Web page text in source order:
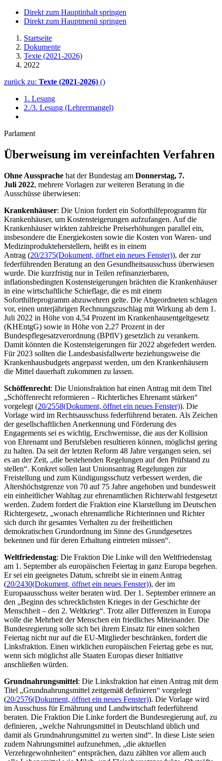
Direkt zum Hauptinhalt springen
Direkt zum Hauptmenü springen
Startseite
Dokumente
Texte (2021-2026)
2022
zurück zu: Texte (2021-2026) ()
1. Lesung
2./3. Lesung (Lehrermangel)
Parlament
Überweisung im vereinfachten Verfahren
Ohne Aussprache hat der Bundestag am Donnerstag, 7.
Juli 2022, mehrere Vorlagen zur weiteren Beratung in die
Ausschüsse überwiesen:
Krankenhäuser: Die Union fordert ein Soforthilfeprogramm für
Krankenhäuser, um Kostensteigerungen aufzufangen. Auf die
Krankenhäuser wirkten zahlreiche Preiserhöhungen parallel ein,
insbesondere die Energiekosten sowie die Kosten von Waren- und
Medizinprodukteherstellern, heißt es in einem
Antrag (20/2375(Dokument, öffnet ein neues Fenster)), der zur
federführenden Beratung an den Gesundheitsausschuss überwiesen
wurde. Die kurzfristig nur in Teilen refinanzierbaren,
inflationsbedingten Kostensteigerungen brächten die Krankenhäuser
in eine wirtschaftliche Schieflage, die es mit einem
Soforthilfeprogramm abzuwehren gelte. Die Abgeordneten schlagen
vor, einen unterjährigen Rechnungszuschlag mit Wirkung ab dem 1.
Juli 2022 in Höhe von 4,54 Prozent im Krankenhausentgeltgesetz
(KHEntgG) sowie in Höhe von 2,27 Prozent in der
Bundespflegesatzverordnung (BPflV) gesetzlich zu verankern.
Damit könnten die Kostensteigerungen für 2022 abgefedert werden.
Für 2023 sollten die Landesbasisfallwerte beziehungsweise die
Krankenhausbudgets angepasst werden, um den Krankenhäusern
die Mittel dauerhaft zukommen zu lassen.
Schöffenrecht: Die Unionsfraktion hat einen Antrag mit dem Titel
„Schöffenrecht reformieren – Richterliches Ehrenamt stärken“
vorgelegt (20/2558(Dokument, öffnet ein neues Fenster)). Die
Vorlage wird im Rechtsausschuss federführend beraten. Als Zeichen
der gesellschaftlichen Anerkennung und Förderung des
Engagements sei es wichtig, Erschwernisse, die aus der Kollision
von Ehrenamt und Berufsleben resultieren können, möglichst gering
zu halten. Da seit der letzten Reform 48 Jahre vergangen seien, sei
es an der Zeit, „die bestehenden Regelungen auf den Prüfstand zu
stellen“. Konkret sollen laut Unionsantrag Regelungen zur
Freistellung und zum Kündigungsschutz verbessert werden, die
Altershöchstgrenze von 70 auf 75 Jahre angehoben und bundesweit
ein einheitlicher Wahltag zur ehrenamtlichen Richterwahl festgesetzt
werden. Zudem fordert die Fraktion eine Klarstellung im Deutschen
Richtergesetz, „wonach ehrenamtliche Richterinnen und Richter
sich durch ihr gesamtes Verhalten zu der freiheitlichen
demokratischen Grundordnung im Sinne des Grundgesetzes
bekennen und für deren Erhaltung eintreten müssen“.
Weltfriedenstag: Die Fraktion Die Linke will den Weltfriedenstag
am 1. September als europäischen Feiertag in ganz Europa begehen.
Er sei ein geeignetes Datum, schreibt sie in einem Antrag
(20/2430(Dokument, öffnet ein neues Fenster)), der im
Europaausschuss weiter beraten wird. Der 1. September erinnere an
den „Beginn des schrecklichsten Krieges in der Geschichte der
Menschheit – den 2. Weltkrieg“. Trotz aller Differenzen in Europa
wolle die Mehrheit der Menschen ein friedliches Miteinander. Die
Bundesregierung solle sich bei ihrem Einsatz für einen solchen
Feiertag nicht nur auf die EU-Mitglieder beschränken, fordert die
Linksfraktion. Einen wirklichen europäischen Feiertag gebe es nur,
wenn sich möglichst alle Staaten Europas dieser Initiative
anschließen würden.
Grundnahrungsmittel: Die Linksfraktion hat einen Antrag mit dem
Titel „Grundnahrungsmittel zeitgemäß definieren“ vorgelegt
(20/2576(Dokument, öffnet ein neues Fenster)). Die Vorlage wird
im Ausschuss für Ernährung und Landwirtschaft federführend
beraten. Die Fraktion Die Linke fordert die Bundesregierung auf, zu
definieren, „welche Nahrungsmittel in Deutschland üblich und
damit als Grundnahrungsmittel zu werten sind“. In diese Liste seien
zudem Nahrungsmittel aufzunehmen, „die aktuellen
Verzehrgewohnheiten“ entsprächen, dazu zählten vor allem auch